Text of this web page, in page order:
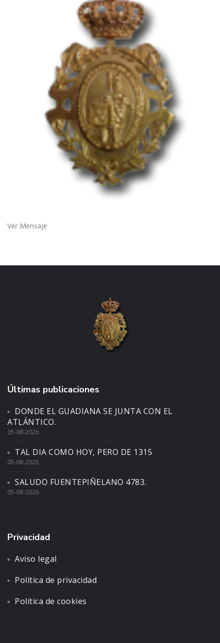
Ver Mensaje
Últimas publicaciones
DONDE EL GUADIANA SE JUNTA CON EL
ATLÁNTICO.
05-08-2026
TAL DIA COMO HOY, PERO DE 1315
05-08-2026
SALUDO FUENTEPIÑELANO 4783.
05-08-2026
Privacidad
Aviso legal
Política de privacidad
Política de cookies